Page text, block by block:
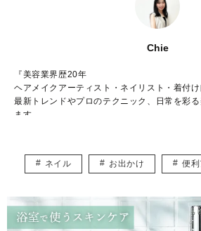
Chie
『美容業界歴20年
ヘアメイクアーティスト・ネイリスト・着付け
最新トレンドやプロのテクニック、日常を彩る
ます。
ネイル お出かけ 便